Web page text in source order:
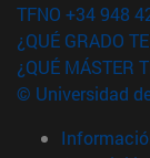
TFNO +34 948
¿QUÉ GRADO
¿QUÉ MÁSTER
© Universidad